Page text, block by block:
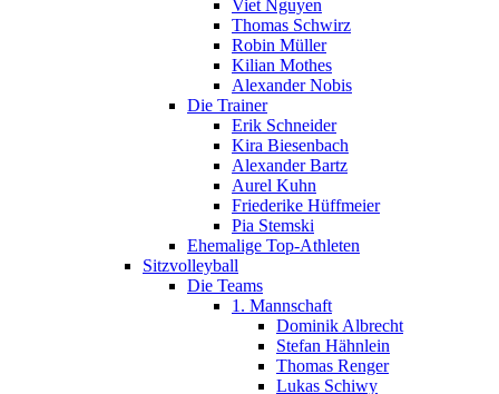
Viet Nguyen
Thomas Schwirz
Robin Müller
Kilian Mothes
Alexander Nobis
Die Trainer
Erik Schneider
Kira Biesenbach
Alexander Bartz
Aurel Kuhn
Friederike Hüffmeier
Pia Stemski
Ehemalige Top-Athleten
Sitzvolleyball
Die Teams
1. Mannschaft
Dominik Albrecht
Stefan Hähnlein
Thomas Renger
Lukas Schiwy